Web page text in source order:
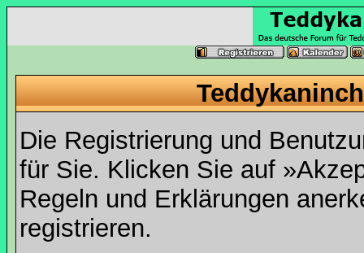
Die Registrierung und
für Sie. Klicken Sie auf
Regeln und Erklärungen
registrieren.